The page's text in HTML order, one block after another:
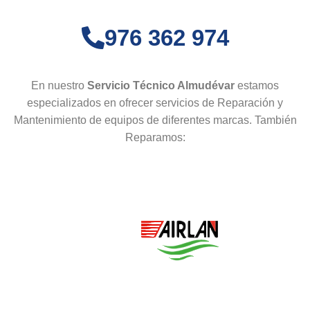
976 362 974
En nuestro Servicio Técnico Almudévar estamos
especializados en ofrecer servicios de Reparación y
Mantenimiento de equipos de diferentes marcas. También
Reparamos: